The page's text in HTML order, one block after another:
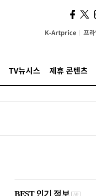
K-Artprice 프
TV뉴시스 제휴 콘텐츠
의견
전달